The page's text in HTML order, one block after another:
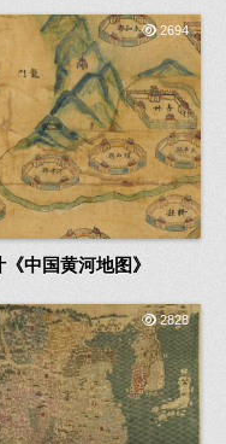
2694
中国黄河地图》
2828